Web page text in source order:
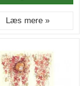
Læs mere »